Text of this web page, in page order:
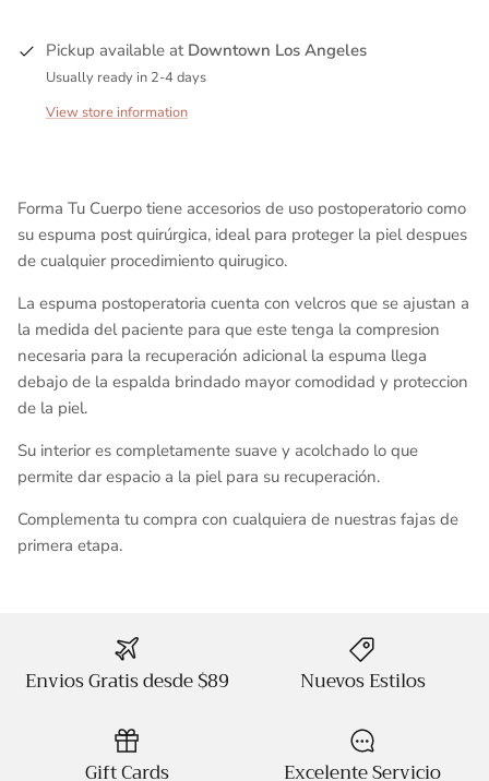
Pickup available at Downtown Los Angeles
Usually ready in 2-4 days
View store information
Forma Tu Cuerpo tiene accesorios de uso postoperatorio como
su espuma post quirúrgica, ideal para proteger la piel despues
de cualquier procedimiento quirugico.
La espuma postoperatoria cuenta con velcros que se ajustan a
la medida del paciente para que este tenga la compresion
necesaria para la recuperación adicional la espuma llega
debajo de la espalda brindado mayor comodidad y proteccion
de la piel.
Su interior es completamente suave y acolchado lo que
permite dar espacio a la piel para su recuperación.
Complementa tu compra con cualquiera de nuestras fajas de
primera etapa.
Envios Gratis desde $89 Nuevos Estilos
Gift Cards Excelente Servicio